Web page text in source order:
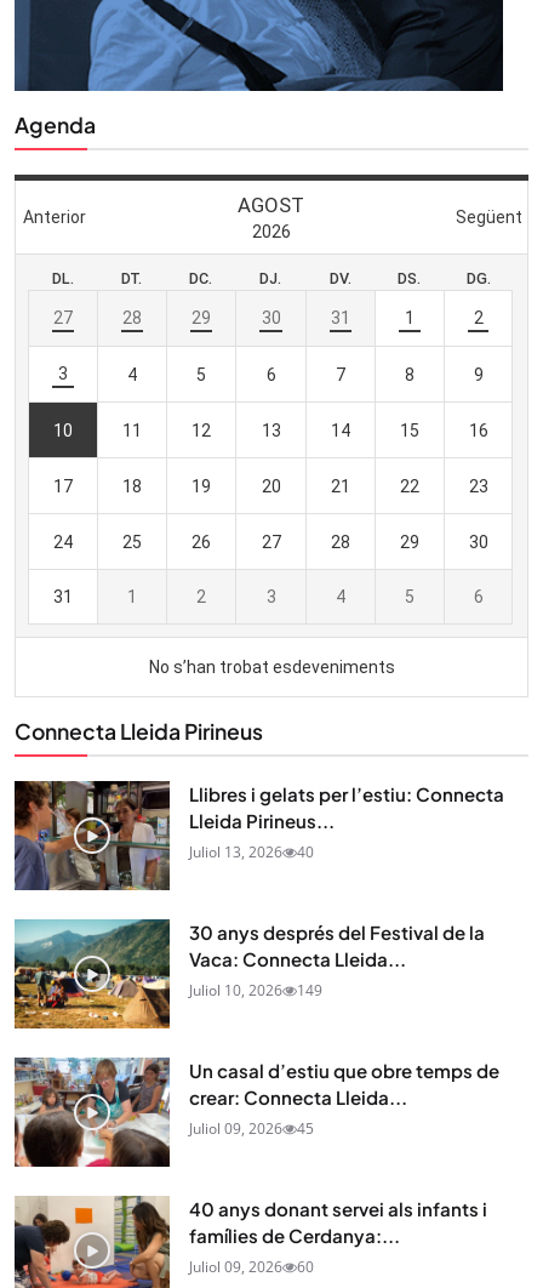
Agenda
Connecta Lleida Pirineus
Llibres i gelats per l’estiu: Connecta
Lleida Pirineus...
Juliol 13, 2026 40
30 anys després del Festival de la
Vaca: Connecta Lleida...
Juliol 10, 2026 149
Un casal d’estiu que obre temps de
crear: Connecta Lleida...
Juliol 09, 2026 45
40 anys donant servei als infants i
famílies de Cerdanya:...
Juliol 09, 2026 60